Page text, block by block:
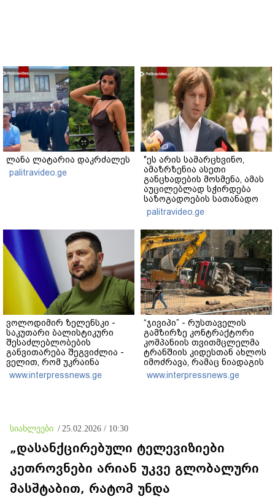
ლანა ლატარია დაკრძალეს
palitravideo.ge
"ეს არის სამარცხვინო,
ამაზრზენია ასეთი
განცხადების მოსმენა, ამას
აუცილებლად სჭირდება
საზოგადოების სათანადო
რეაქცია" - ირაკლი
კობახიძე
palitravideo.ge
ვოლოდიმირ ზელენსკი -
საკუთარი ბალისტიკური
შესაძლებლობების
განვითარება შეგვიძლია -
ველით, რომ უკრაინა
საჭირო შედეგებს 2026–
2027 წლებში მიაღწევს
www.interpressnews.ge
“ჯივიპი” - რუსთაველის
გამზირზე კონტრაქტორი
კომპანიის თვითმცლელმა
ტრანშიის კიდესთან ახლოს
იმოძრავა, რამაც ნიადაგის
ჩამოშლა და ტექნიკის
მოცურება გამოიწვია,
www.interpressnews.ge
სიახლეები / 25.02.2026 / 10:30
„დასანქცირებული ტელევიზიები
კეთროვნები არიან უკვე გლობალური
მასშტაბით, რატომ უნდა